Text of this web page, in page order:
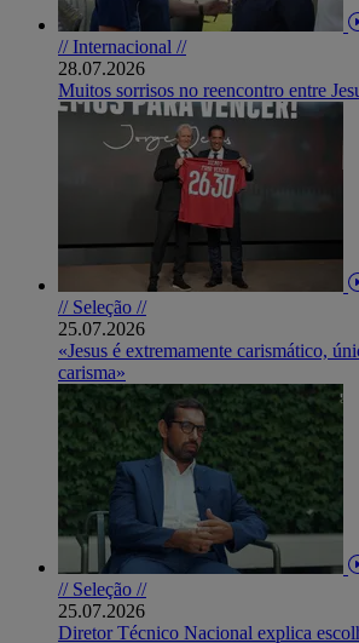
// Internacional //
28.07.2026
Muitos sorrisos no reencontro entre
// Seleção //
25.07.2026
«Jesus é extremamente carismático,
carisma»
// Seleção //
25.07.2026
Diretor Técnico Nacional explica